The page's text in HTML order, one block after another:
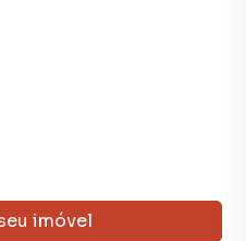
digital focada em
interessados e
maior chance de vender ou
Contamos também com um
para atender
imóvel